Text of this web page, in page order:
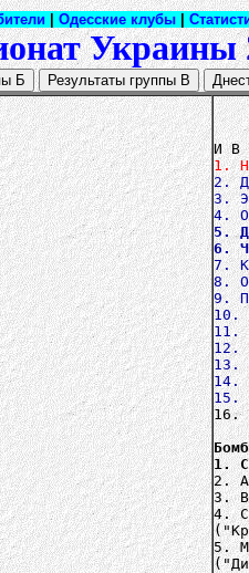
Одесские клубы
Украины
1.
2.
3.
5.
6.
7.
8.
9.
10.
11.
12.
13.
14.
15.
16.
1.
2.
3.
4.
5.